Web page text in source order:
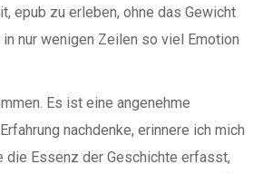
epub zu erleben, ohne das Gewicht
nur wenigen Zeilen so viel Emotion
Es ist eine angenehme
nachdenke, erinnere ich mich
die Essenz der Geschichte erfasst,